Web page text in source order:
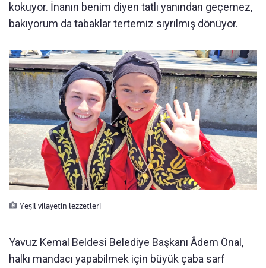
kokuyor. İnanın benim diyen tatlı yanından geçemez,
bakıyorum da tabaklar tertemiz sıyrılmış dönüyor.
Yeşil vilayetin lezzetleri
Yavuz Kemal Beldesi Belediye Başkanı Âdem Önal,
halkı mandacı yapabilmek için büyük çaba sarf